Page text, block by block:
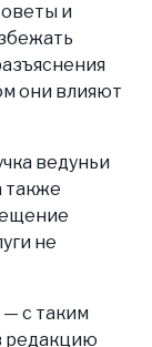
и
они влияют
ведуньи
также
не
— с таким
редакцию